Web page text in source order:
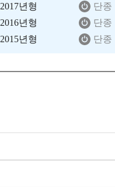
2017년형 단종
2016년형
단종
2015년형
단종